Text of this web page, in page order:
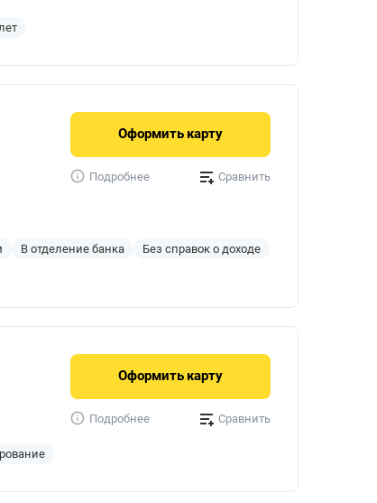
В отделение банка
Без справок о доходе
Оформить карту
Подробнее Сравнить
Оформить карту
Подробнее Сравнить